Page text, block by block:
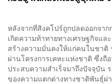
หลังจากที่สิงคโปร์ถูกปลดออกจา
เกิดความท้าทายทางเศรษฐกิจแล
สร้างความมั่นคงให้แก่คนในชาติ
ผ่านโครงการเคหะแห่งชาติ ซึ่งถื
ประสบความสำเร็จมาถึงปัจจุบัน
ของความแตกต่างทางชาติพันธ์ุผ่